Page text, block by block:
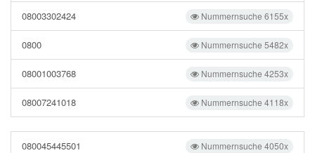
Nummernsuche 6155x
08003302424
Nummernsuche 5482x
0800
Nummernsuche 4253x
08001003768
Nummernsuche 4118x
08007241018
Nummernsuche 4050x
080045445501